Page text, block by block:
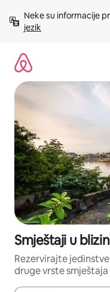
sadržaj
Neke su informacije
jezik
Smještaji u
Rezervirajte
druge vrste